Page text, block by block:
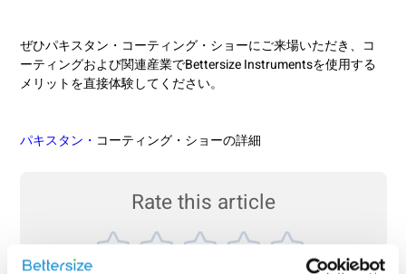
ぜひパキスタン・コーティング・ショーにご来場いただき、コ
ーティングおよび関連産業でBettersize Instrumentsを使用する
メリットを直接体験してください。
パキスタン・ コーティング・ショーの詳細
Rate this article